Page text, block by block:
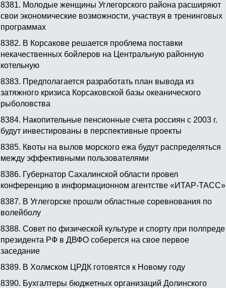
8381. Молодые женщины Углегорского района расширяют
свои экономические возможности, участвуя в тренинговых
программах
8382. В Корсакове решается проблема поставки
некачественных бойлеров на Центральную районную
котельную
8383. Предполагается разработать план вывода из
затяжного кризиса Корсаковской базы океанического
рыболовства
8384. Накопительные пенсионные счета россиян с 2003 г.
будут инвестированы в перспективные проекты
8385. Квоты на вылов морского ежа будут распределяться
между эффективными пользователями
8386. Губернатор Сахалинской области провел
конференцию в информационном агентстве «ИТАР-ТАСС»
8387. В Углегорске прошли областные соревнования по
волейболу
8388. Совет по физической культуре и спорту при полпреде
президента РФ в ДВФО соберется на свое первое
заседание
8389. В Холмском ЦРДК готовятся к Новому году
8390. Бухгалтеры бюджетных организаций Долинского